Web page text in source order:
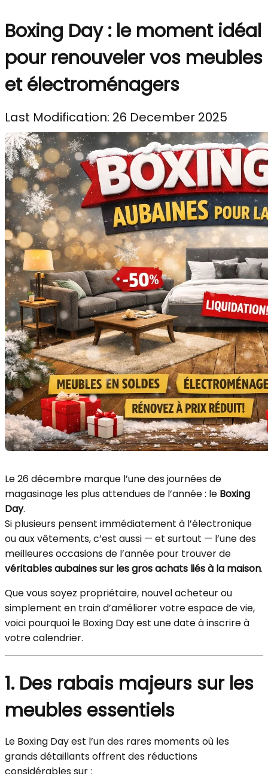
Boxing Day : le moment idéal
pour renouveler vos meubles
et électroménagers
Last Modification: 26 December 2025
Le 26 décembre marque l’une des journées de
magasinage les plus attendues de l’année : le Boxing
Day.
Si plusieurs pensent immédiatement à l’électronique
ou aux vêtements, c’est aussi — et surtout — l’une des
meilleures occasions de l’année pour trouver de
véritables aubaines sur les gros achats liés à la maison.
Que vous soyez propriétaire, nouvel acheteur ou
simplement en train d’améliorer votre espace de vie,
voici pourquoi le Boxing Day est une date à inscrire à
votre calendrier.
1. Des rabais majeurs sur les
meubles essentiels
Le Boxing Day est l’un des rares moments où les
grands détaillants offrent des réductions